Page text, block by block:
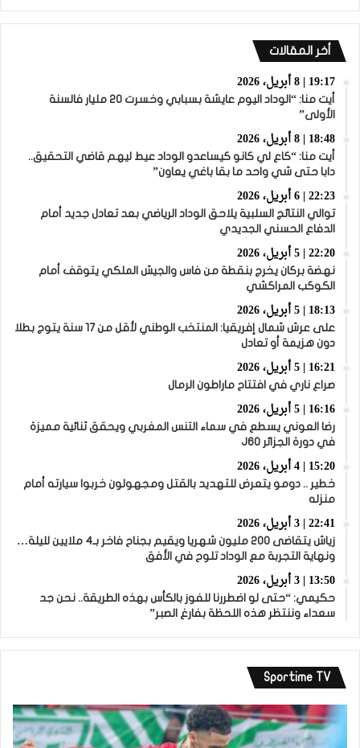
أخر المقالات
19:17 | 8 أبريل، 2026
أيت منا: “الوداد اليوم عايشة بسبابي وخسرت 20 مليار فالسنة
الأولى”
18:48 | 8 أبريل، 2026
أيت منا: “كاع لي كانو كيساعدو الوداد عيط ليهم قاضي التحقيق..
دابا حتى شي واحد ما بقا باغي يعاون”
22:23 | 6 أبريل، 2026
توالي النتائج السلبية يلاحق الوداد الرياضي بعد تعادل جديد أمام
الدفاع الحسني الجديدي
22:20 | 5 أبريل، 2026
نهضة بركان يخرج بنقطة من فاس والجيش الملكي يتوقف أمام
الكوكب المراكشي
18:13 | 5 أبريل، 2026
على عرش شمال إفريقيا: المنتخب الوطني لأقل من 17 سنة يتوج بطلا
دون هزيمة أو تعادل
16:21 | 5 أبريل، 2026
صراع ناري في افتتاح ماراطون الرمال
16:16 | 5 أبريل، 2026
رضا العوني يسطع في سماء التنس المغربي ويحقق ثنائية مميزة
في دورة الجزائر J60
15:20 | 4 أبريل، 2026
خطير .. دومو يتعرض للتهديد بالقتل ومجهولون خربوا سيارته أمام
منزله
22:41 | 3 أبريل، 2026
زياش يتقاضى 200 مليون شهريا ويقيم بجناح فاخر بـ4 ملايين لليلة…
ونهاية التجربة مع الوداد تلوح في الأفق
13:50 | 3 أبريل، 2026
حكيمي: “حتى لو اضطررنا للفوز بالكأس بهذه الطريقة.. نحن جد
سعداء وننتظر هذه اللحظة بفارغ الصبر”
Sportime TV